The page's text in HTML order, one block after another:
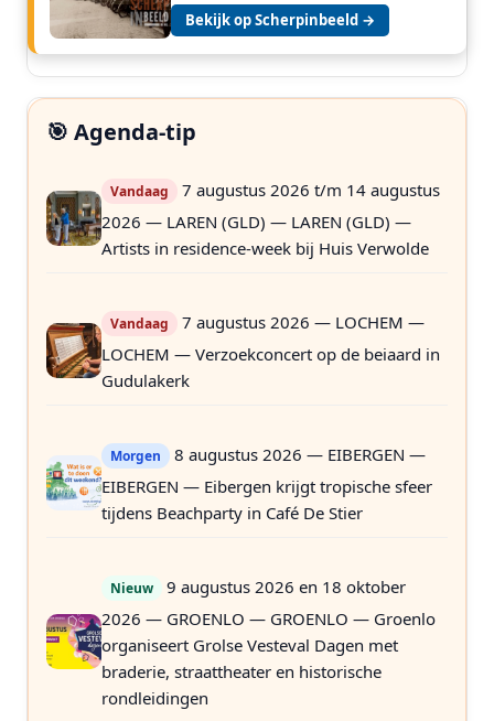
Bekijk op Scherpinbeeld →
🎯 Agenda-tip
Vandaag
7 augustus 2026 t/m 14 augustus
2026 — LAREN (GLD) — LAREN (GLD) —
Artists in residence-week bij Huis Verwolde
Vandaag
7 augustus 2026 — LOCHEM —
LOCHEM — Verzoekconcert op de beiaard in
Gudulakerk
Morgen
8 augustus 2026 — EIBERGEN —
EIBERGEN — Eibergen krijgt tropische sfeer
tijdens Beachparty in Café De Stier
Nieuw
9 augustus 2026 en 18 oktober
2026 — GROENLO — GROENLO — Groenlo
organiseert Grolse Vesteval Dagen met
braderie, straattheater en historische
rondleidingen